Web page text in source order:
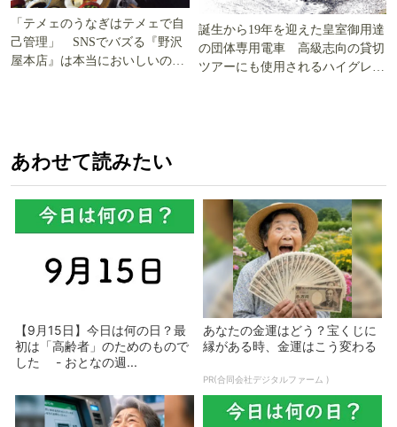
「テメェのうなぎはテメェで自
己管理」 SNSでバズる『野沢
屋本店』は本当においしいの
誕生から19年を迎えた皇室御用達
の団体専用電車 高級志向の貸切
ツアーにも使用されるハイグレー
あわせて読みたい
【9月15日】今日は何の日？最
初は「高齢者」のためのもので
した - おとなの週...
あなたの金運はどう？宝くじに
縁がある時、金運はこう変わる
PR(合同会社デジタルファーム )